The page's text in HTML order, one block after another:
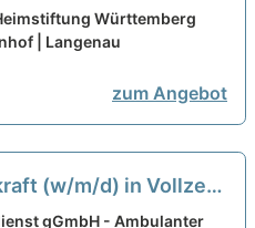
Teil unseres Teams!
Württemberg
| Langenau
zum Angebot
(w/m/d) in Vollzeit
Du hin! neu
gGmbH - Ambulanter